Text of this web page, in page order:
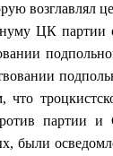
воз­главлял
ЦК
партии и
были